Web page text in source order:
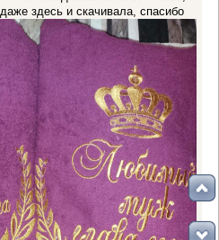
здесь и скачивала, спасибо